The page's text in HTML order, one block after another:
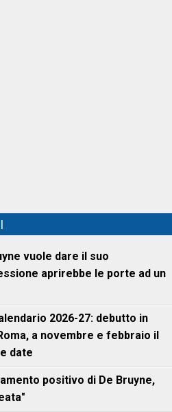
vuole dare il suo
aprirebbe le porte ad un
2026-27: debutto in
a novembre e febbraio il
date
positivo di De Bruyne,